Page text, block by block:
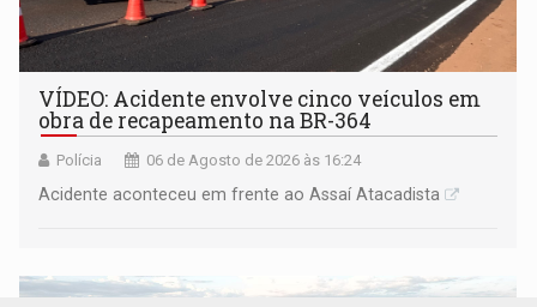
VÍDEO: Acidente envolve cinco veículos em
obra de recapeamento na BR-364
Polícia 06 de Agosto de 2026 às 16:24
Acidente aconteceu em frente ao Assaí Atacadista